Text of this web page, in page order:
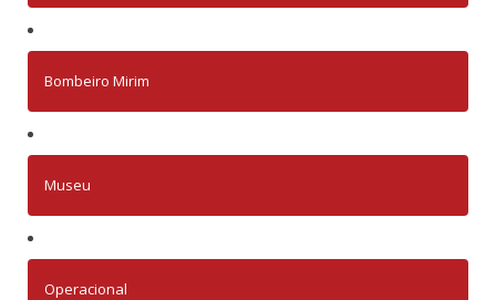
Bombeiro Mirim
Museu
Operacional